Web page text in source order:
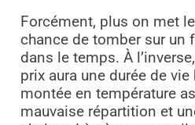
Forcément, plus on met
chance de tomber sur un
dans le temps. À
prix aura une durée de
montée en température
mauvaise répartition et